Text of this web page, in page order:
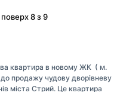
поверх 8 з 9
квартира в новому ЖК ( м.
продажу чудову дворівневу
міста Стрий. Це квартира